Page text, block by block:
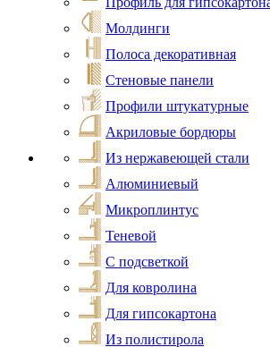
Молдинги
Полоса декоративная
Стеновые панели
Профили штукатурные
Акриловые бордюры
Из нержавеющей стали
Алюминиевый
Микроплинтус
Теневой
С подсветкой
Для ковролина
Для гипсокартона
Из полистирола